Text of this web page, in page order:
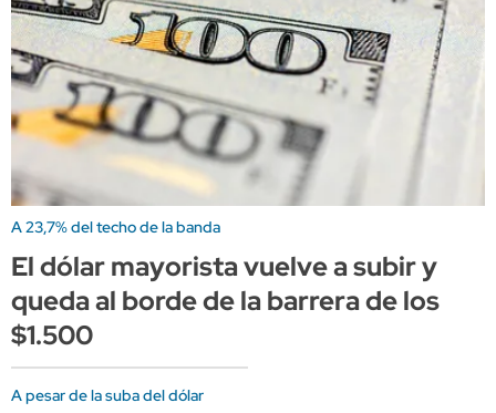
A 23,7% del techo de la banda
El dólar mayorista vuelve a subir y
queda al borde de la barrera de los
$1.500
A pesar de la suba del dólar